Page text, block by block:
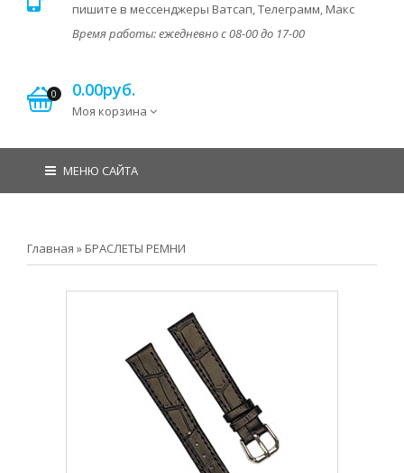
пишите в мессенджеры Ватсап, Телеграмм, Макс
Время работы: ежедневно с 08-00 до 17-00
0 0.00руб.
Моя корзина
МЕНЮ САЙТА
Главная » БРАСЛЕТЫ РЕМНИ